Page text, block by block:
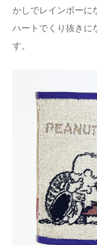
かしでレインボーに
ハートでくり抜きに
す。